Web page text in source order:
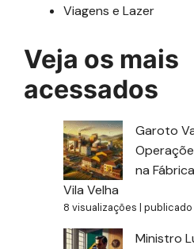
Viagens e Lazer
Veja os mais
acessados
Garoto
na
Vila Velha
8 visualizações | publicado
Ministro